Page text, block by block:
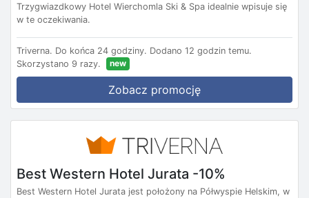
Trzygwiazdkowy Hotel Wierchomla Ski & Spa idealnie wpisuje się
w te oczekiwania.
Triverna. Do końca 24 godziny. Dodano 12 godzin temu.
Skorzystano 9 razy.
new
Zobacz promocję
Best Western Hotel Jurata -10%
Best Western Hotel Jurata jest położony na Półwyspie Helskim, w